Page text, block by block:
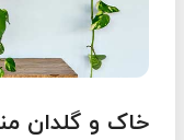
خاک و گلدان